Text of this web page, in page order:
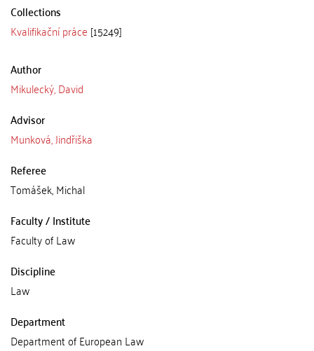
Collections
Kvalifikační práce [15249]
Author
Mikulecký, David
Advisor
Munková, Jindřiška
Referee
Tomášek, Michal
Faculty / Institute
Faculty of Law
Discipline
Law
Department
Department of European Law